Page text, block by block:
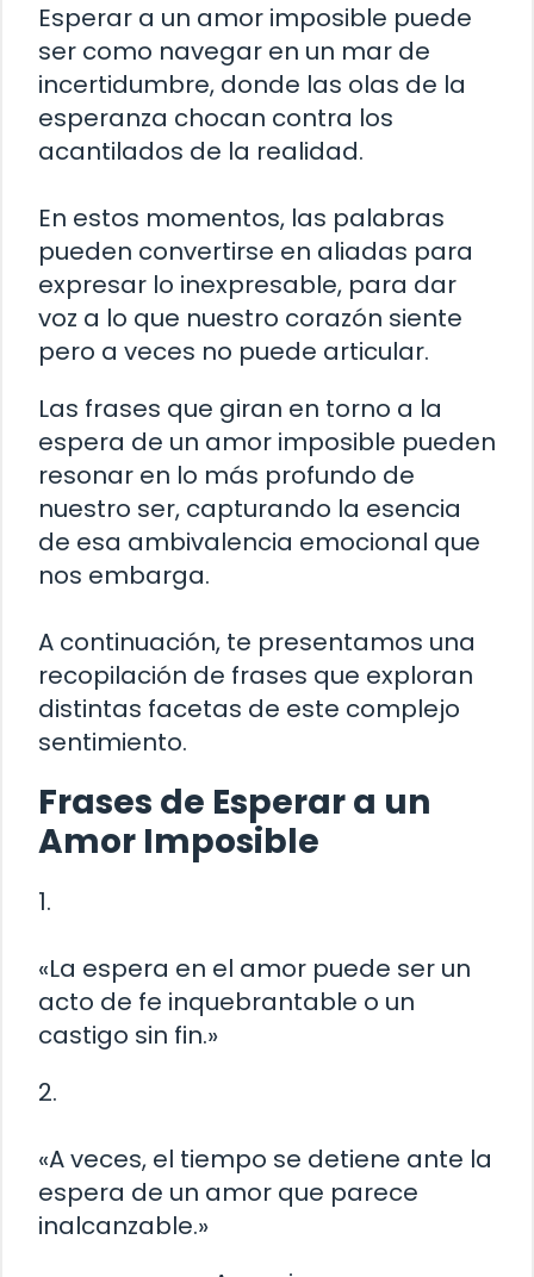
Esperar a un amor imposible puede
ser como navegar en un mar de
incertidumbre, donde las olas de la
esperanza chocan contra los
acantilados de la realidad.
En estos momentos, las palabras
pueden convertirse en aliadas para
expresar lo inexpresable, para dar
voz a lo que nuestro corazón siente
pero a veces no puede articular.
Las frases que giran en torno a la
espera de un amor imposible pueden
resonar en lo más profundo de
nuestro ser, capturando la esencia
de esa ambivalencia emocional que
nos embarga.
A continuación, te presentamos una
recopilación de frases que exploran
distintas facetas de este complejo
sentimiento.
Frases de Esperar a un
Amor Imposible
1.
«La espera en el amor puede ser un
acto de fe inquebrantable o un
castigo sin fin.»
2.
«A veces, el tiempo se detiene ante la
espera de un amor que parece
inalcanzable.»